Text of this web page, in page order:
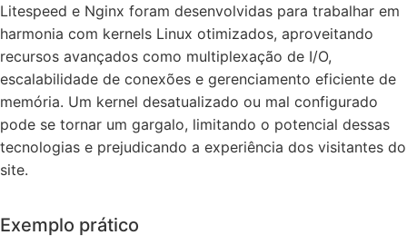
Litespeed e Nginx foram desenvolvidas para trabalhar em
harmonia com kernels Linux otimizados, aproveitando
recursos avançados como multiplexação de I/O,
escalabilidade de conexões e gerenciamento eficiente de
memória. Um kernel desatualizado ou mal configurado
pode se tornar um gargalo, limitando o potencial dessas
tecnologias e prejudicando a experiência dos visitantes do
site.
Exemplo prático